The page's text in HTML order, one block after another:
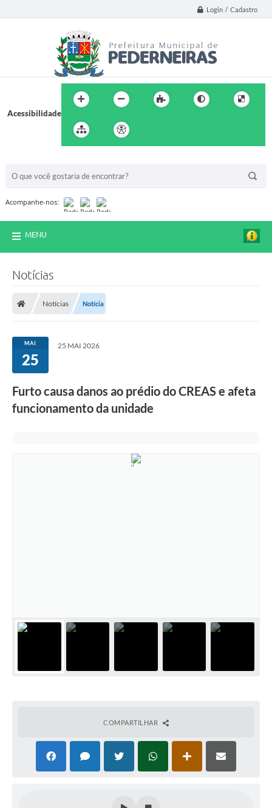
Login / Cadastro
Acessibilidade
Acompanhe-nos:
MENU
Notícias
Notícias Notícia
MAI
25
25 MAI 2026
Furto causa danos ao prédio do CREAS e afeta
funcionamento da unidade
COMPARTILHAR